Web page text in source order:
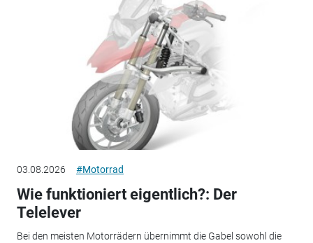
03.08.2026 #Motorrad
Wie funktioniert eigentlich?: Der
Telelever
Bei den meisten Motorrädern übernimmt die Gabel sowohl die